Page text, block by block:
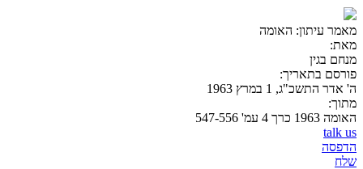
מאמר עיתון: האומה
מאת:
מנחם בגין
פורסם בתאריך:
ה' אדר התשכ"ג, 1 במרץ 1963
מתוך:
האומה 1963 כרך 4 עמ' 547-556
talk us
הדפסה
שלח